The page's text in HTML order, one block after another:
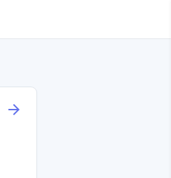
arrow_forward